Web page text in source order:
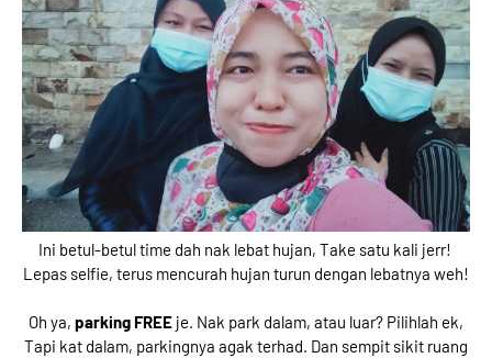
Ini betul-betul time dah nak lebat hujan, Take satu kali jerr!
Lepas selfie, terus mencurah hujan turun dengan lebatnya weh!
Oh ya, parking FREE je. Nak park dalam, atau luar? Pilihlah ek,
Tapi kat dalam, parkingnya agak terhad. Dan sempit sikit ruang